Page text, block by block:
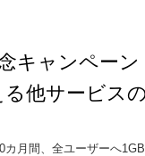
キャンペー
る他サービス
月間、全ユーザーへ